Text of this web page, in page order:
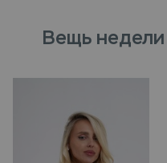
Вещь недели